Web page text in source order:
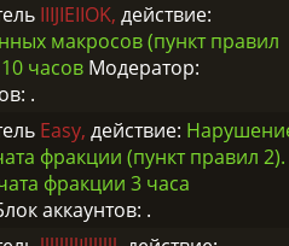
IIIJIEIIOK, действие:
макросов (пункт правил
часов Модератор:
.
Easy, действие:
фракции (пункт правил 2).
фракции 3 часа
аккаунтов: .